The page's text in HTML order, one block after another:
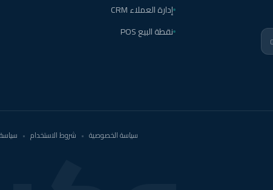
إدارة العملاء CRM
نقطة البيع POS
سياسة الخصوصية • شروط الاستخدام •